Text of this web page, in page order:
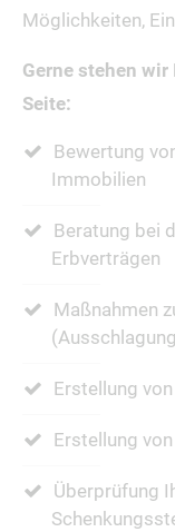
Möglichkeiten,
Gerne stehen
Seite:
Bewertung
Immobilien
Beratung bei
Erbverträgen
Maßnahmen
Erstellung
Erstellung
Überprüfung